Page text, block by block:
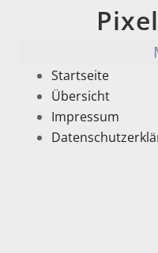
Startseite
Übersicht
Impressum